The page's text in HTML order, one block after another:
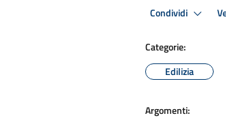
Condividi
Categorie:
Edilizia
Argomenti: